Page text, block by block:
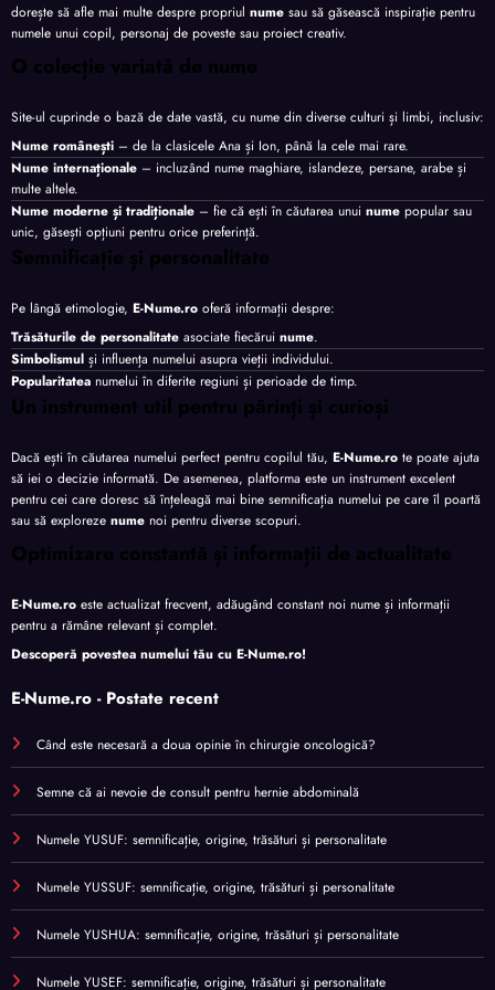
dorește să afle mai multe despre propriul nume sau să găsească inspirație pentru
numele unui copil, personaj de poveste sau proiect creativ.
O colecție variată de nume
Site-ul cuprinde o bază de date vastă, cu nume din diverse culturi și limbi, inclusiv:
Nume românești – de la clasicele Ana și Ion, până la cele mai rare.
Nume internaționale – incluzând nume maghiare, islandeze, persane, arabe și
multe altele.
Nume moderne și tradiționale – fie că ești în căutarea unui nume popular sau
unic, găsești opțiuni pentru orice preferință.
Semnificație și personalitate
Pe lângă etimologie, E-Nume.ro oferă informații despre:
Trăsăturile de personalitate asociate fiecărui nume.
Simbolismul și influența numelui asupra vieții individului.
Popularitatea numelui în diferite regiuni și perioade de timp.
Un instrument util pentru părinți și curioși
Dacă ești în căutarea numelui perfect pentru copilul tău, E-Nume.ro te poate ajuta
să iei o decizie informată. De asemenea, platforma este un instrument excelent
pentru cei care doresc să înțeleagă mai bine semnificația numelui pe care îl poartă
sau să exploreze nume noi pentru diverse scopuri.
Optimizare constantă și informații de actualitate
E-Nume.ro este actualizat frecvent, adăugând constant noi nume și informații
pentru a rămâne relevant și complet.
Descoperă povestea numelui tău cu E-Nume.ro!
E-Nume.ro - Postate recent
Când este necesară a doua opinie în chirurgie oncologică?
Semne că ai nevoie de consult pentru hernie abdominală
Numele YUSUF: semnificație, origine, trăsături și personalitate
Numele YUSSUF: semnificație, origine, trăsături și personalitate
Numele YUSHUA: semnificație, origine, trăsături și personalitate
Numele YUSEF: semnificație, origine, trăsături și personalitate